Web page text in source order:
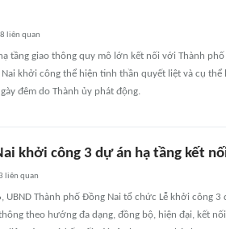
liên quan
tầng giao thông quy mô lớn kết nối với Thành
khởi công thể hiện tinh thần quyết liệt và cụ
đêm do Thành ủy phát động.
khởi công 3 dự án hạ tầng kết
liên quan
UBND Thành phố Đồng Nai tổ chức Lễ khởi công
theo hướng đa dạng, đồng bộ, hiện đại, kết